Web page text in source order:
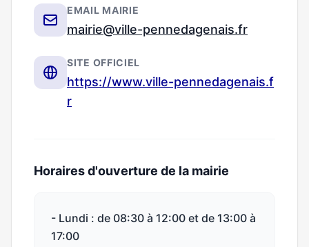
EMAIL MAIRIE
mairie@ville-pennedagenais.fr
SITE OFFICIEL
https://www.ville-pennedagenais.f
r
Horaires d'ouverture de la mairie
- Lundi : de 08:30 à 12:00 et de 13:00 à
17:00